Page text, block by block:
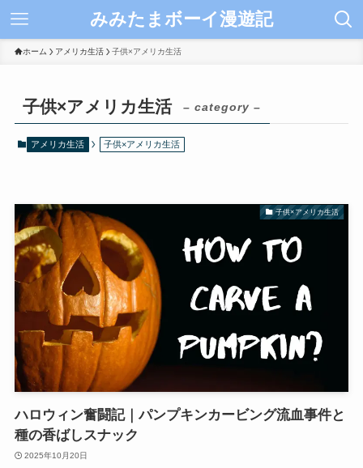
みみたまボーイ漫遊記
ホーム アメリカ生活 子供×アメリカ生活
子供×アメリカ生活 – category –
アメリカ生活 子供×アメリカ生活
子供×アメリカ生活
ハロウィン奮闘記｜パンプキンカービング流血事件と
種の香ばしスナック
2025年10月20日